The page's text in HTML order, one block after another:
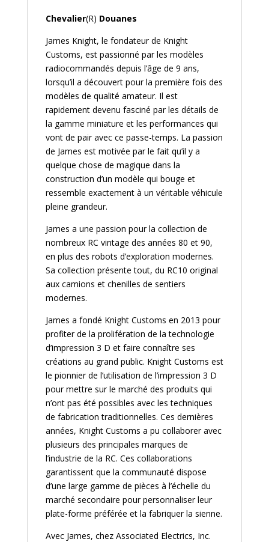
Chevalier(R) Douanes
James Knight, le fondateur de Knight
Customs, est passionné par les modèles
radiocommandés depuis l’âge de 9 ans,
lorsqu’il a découvert pour la première fois des
modèles de qualité amateur. Il est
rapidement devenu fasciné par les détails de
la gamme miniature et les performances qui
vont de pair avec ce passe-temps. La passion
de James est motivée par le fait qu’il y a
quelque chose de magique dans la
construction d’un modèle qui bouge et
ressemble exactement à un véritable véhicule
pleine grandeur.
James a une passion pour la collection de
nombreux RC vintage des années 80 et 90,
en plus des robots d’exploration modernes.
Sa collection présente tout, du RC10 original
aux camions et chenilles de sentiers
modernes.
James a fondé Knight Customs en 2013 pour
profiter de la prolifération de la technologie
d’impression 3 D et faire connaître ses
créations au grand public. Knight Customs est
le pionnier de l’utilisation de l’impression 3 D
pour mettre sur le marché des produits qui
n’ont pas été possibles avec les techniques
de fabrication traditionnelles. Ces dernières
années, Knight Customs a pu collaborer avec
plusieurs des principales marques de
l’industrie de la RC. Ces collaborations
garantissent que la communauté dispose
d’une large gamme de pièces à l’échelle du
marché secondaire pour personnaliser leur
plate-forme préférée et la fabriquer la sienne.
Avec James, chez Associated Electrics, Inc.